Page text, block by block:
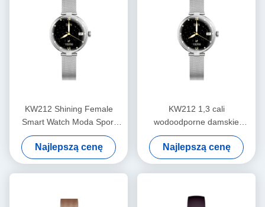
KW212 Shining Female
Smart Watch Moda Sport
Luksusowe damskie smart
watch wodoodporne
Najlepszą cenę
KW212 1,3 cali
wodoodporne damskie
zegarki inteligentne damskie
wodoodporne
Najlepszą cenę